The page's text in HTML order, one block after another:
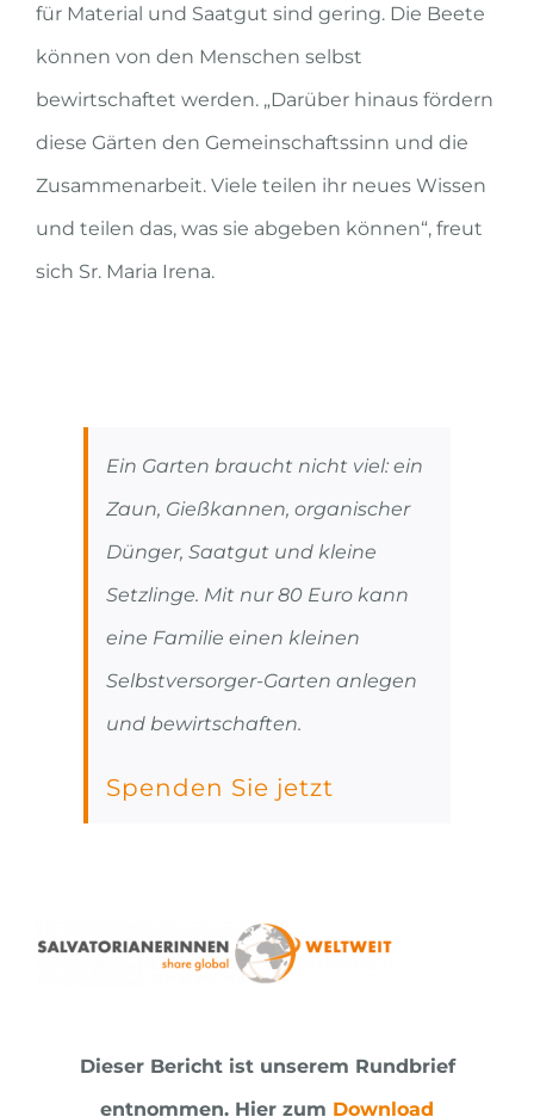
für Material und Saatgut sind gering. Die Beete
können von den Menschen selbst
bewirtschaftet werden. „Darüber hinaus fördern
diese Gärten den Gemeinschaftssinn und die
Zusammenarbeit. Viele teilen ihr neues Wissen
und teilen das, was sie abgeben können“, freut
sich Sr. Maria Irena.
Ein Garten braucht nicht viel: ein
Zaun, Gießkannen, organischer
Dünger, Saatgut und kleine
Setzlinge. Mit nur 80 Euro kann
eine Familie einen kleinen
Selbstversorger-Garten anlegen
und bewirtschaften.
Spenden Sie jetzt
Dieser Bericht ist unserem Rundbrief
entnommen. Hier zum Download